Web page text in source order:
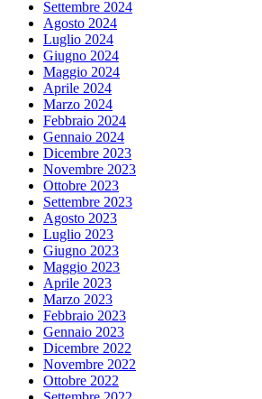
Settembre 2024
Agosto 2024
Luglio 2024
Giugno 2024
Maggio 2024
Aprile 2024
Marzo 2024
Febbraio 2024
Gennaio 2024
Dicembre 2023
Novembre 2023
Ottobre 2023
Settembre 2023
Agosto 2023
Luglio 2023
Giugno 2023
Maggio 2023
Aprile 2023
Marzo 2023
Febbraio 2023
Gennaio 2023
Dicembre 2022
Novembre 2022
Ottobre 2022